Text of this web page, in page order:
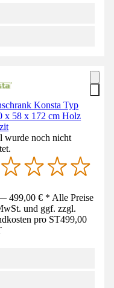
Konsta Typ
x 58 x 172 cm Holz
wurde noch nicht
499,00 € * Alle Preise
und ggf. zzgl.
pro ST499,00